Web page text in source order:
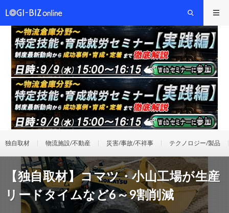
独自取材 物流施設/不動産 災害/事故/不祥事 テクノロジー/製品
【独自取材】コマツ・小山工場が生産
リードタイムなど6～9割削減